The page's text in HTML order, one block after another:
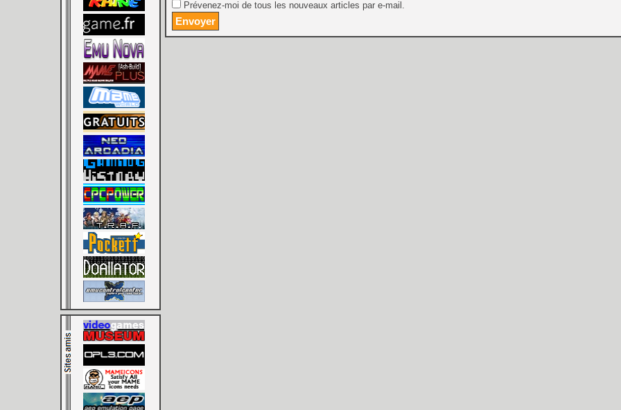
Prévenez-moi de tous les nouveaux articles par e-mail.